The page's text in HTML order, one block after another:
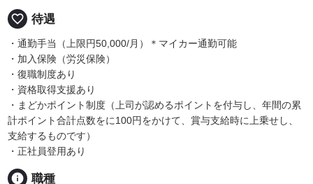
favorite_border 待遇
・通勤手当（上限円50,000/月）＊マイカー通勤可能
・加入保険（労災保険）
・復職制度あり
・資格取得支援あり
・まどかポイント制度（上司が認めるポイントを付与し、年間の累
計ポイント合計点数をに100円をかけて、賞与支給時に上乗せし、
支給するものです）
・正社員登用あり
info 職種